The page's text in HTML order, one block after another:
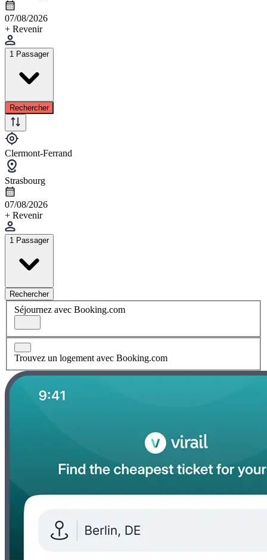
07/08/2026
+ Revenir
1 Passager
Rechercher
Clermont-Ferrand
Strasbourg
07/08/2026
+ Revenir
1 Passager
Rechercher
Séjournez avec Booking.com
Trouvez un logement avec Booking.com